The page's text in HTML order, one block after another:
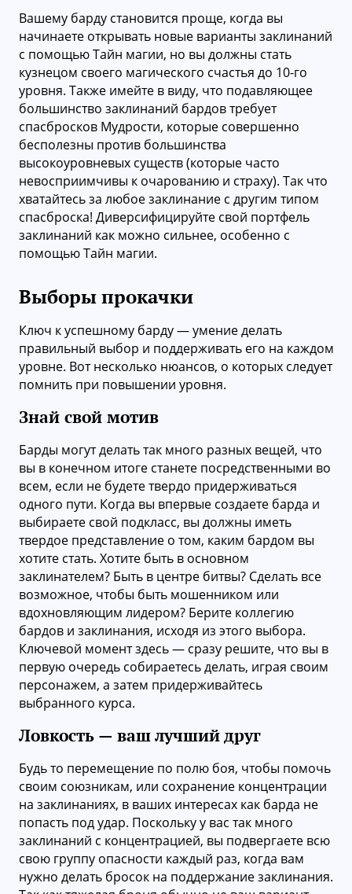
Вашему барду становится проще, когда вы
начинаете открывать новые варианты заклинаний
с помощью Тайн магии, но вы должны стать
кузнецом своего магического счастья до 10-го
уровня. Также имейте в виду, что подавляющее
большинство заклинаний бардов требует
спасбросков Мудрости, которые совершенно
бесполезны против большинства
высокоуровневых существ (которые часто
невосприимчивы к очарованию и страху). Так что
хватайтесь за любое заклинание с другим типом
спасброска! Диверсифицируйте свой портфель
заклинаний как можно сильнее, особенно с
помощью Тайн магии.
Выборы прокачки
Ключ к успешному барду — умение делать
правильный выбор и поддерживать его на каждом
уровне. Вот несколько нюансов, о которых следует
помнить при повышении уровня.
Знай свой мотив
Барды могут делать так много разных вещей, что
вы в конечном итоге станете посредственными во
всем, если не будете твердо придерживаться
одного пути. Когда вы впервые создаете барда и
выбираете свой подкласс, вы должны иметь
твердое представление о том, каким бардом вы
хотите стать. Хотите быть в основном
заклинателем? Быть в центре битвы? Сделать все
возможное, чтобы быть мошенником или
вдохновляющим лидером? Берите коллегию
бардов и заклинания, исходя из этого выбора.
Ключевой момент здесь — сразу решите, что вы в
первую очередь собираетесь делать, играя своим
персонажем, а затем придерживайтесь
выбранного курса.
Ловкость — ваш лучший друг
Будь то перемещение по полю боя, чтобы помочь
своим союзникам, или сохранение концентрации
на заклинаниях, в ваших интересах как барда не
попасть под удар. Поскольку у вас так много
заклинаний с концентрацией, вы подвергаете всю
свою группу опасности каждый раз, когда вам
нужно делать бросок на поддержание заклинания.